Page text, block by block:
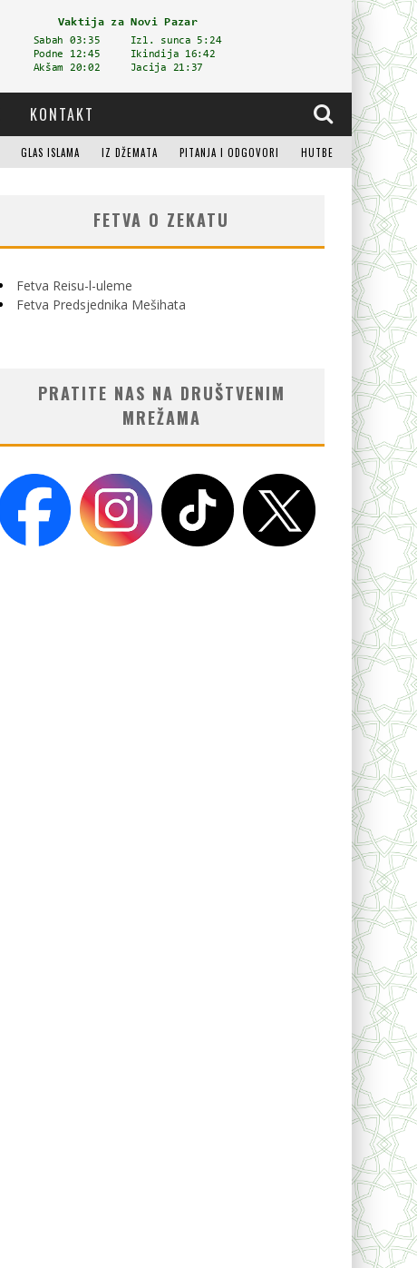
KONTAKT
GLAS ISLAMA IZ DŽEMATA PITANJA I ODGOVORI HUTBE
FETVA O ZEKATU
Fetva Reisu-l-uleme
Fetva Predsjednika Mešihata
PRATITE NAS NA DRUŠTVENIM
MREŽAMA